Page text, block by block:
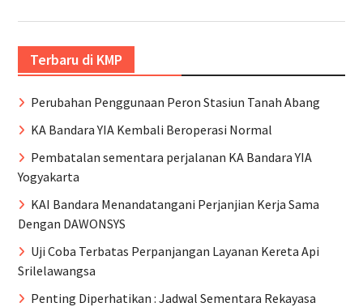
Terbaru di KMP
Perubahan Penggunaan Peron Stasiun Tanah Abang
KA Bandara YIA Kembali Beroperasi Normal
Pembatalan sementara perjalanan KA Bandara YIA
Yogyakarta
KAI Bandara Menandatangani Perjanjian Kerja Sama
Dengan DAWONSYS
Uji Coba Terbatas Perpanjangan Layanan Kereta Api
Srilelawangsa
Penting Diperhatikan : Jadwal Sementara Rekayasa